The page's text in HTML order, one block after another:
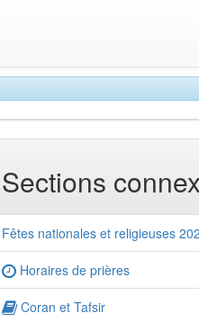
Sections
Fêtes nationales et religieuses
Horaires de prières
Coran et Tafsir